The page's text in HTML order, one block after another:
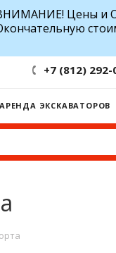
Цены и
+7 (812) 292-
АРЕНДА ЭКСКАВАТОРОВ